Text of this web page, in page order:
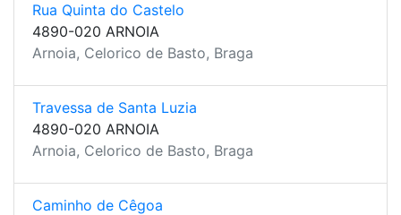
Rua Quinta do Castelo
4890-020 ARNOIA
Arnoia, Celorico de Basto, Braga
Travessa de Santa Luzia
4890-020 ARNOIA
Arnoia, Celorico de Basto, Braga
Caminho de Cêgoa